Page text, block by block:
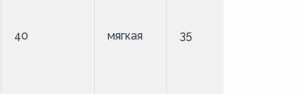
40 мягкая 35